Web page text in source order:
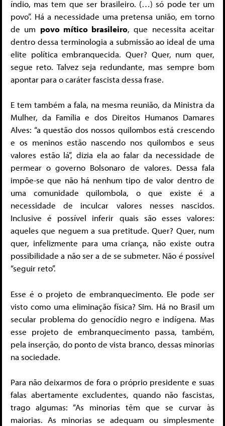
índio, mas tem que ser brasileiro. (…) só pode ter um
povo”. Há a necessidade uma pretensa união, em torno
de um povo mítico brasileiro, que necessita aceitar
dentro dessa terminologia a submissão ao ideal de uma
elite política embranquecida. Quer? Quer, num quer,
segue reto. Talvez seja redundante, mas sempre bom
apontar para o caráter fascista dessa frase.
E tem também a fala, na mesma reunião, da Ministra da
Mulher, da Família e dos Direitos Humanos Damares
Alves: “a questão dos nossos quilombos está crescendo
e os meninos estão nascendo nos quilombos e seus
valores estão lá”, dizia ela ao falar da necessidade de
permear o governo Bolsonaro de valores. Dessa fala
impõe-se que não há nenhum tipo de valor dentro de
uma comunidade quilombola, o que existe é a
necessidade de inculcar valores nesses nascidos.
Inclusive é possível inferir quais são esses valores:
aqueles que neguem a sua pretitude. Quer? Quer, num
quer, infelizmente para uma criança, não existe outra
possibilidade a não ser a de se submeter. Não é possível
“seguir reto”.
Esse é o projeto de embranquecimento. Ele pode ser
visto como uma eliminação física? Sim. Há no Brasil um
secular problema do genocídio negro e indígena. Mas
esse projeto de embranquecimento passa, também,
pela inserção, do ponto de vista branco, dessas minorias
na sociedade.
Para não deixarmos de fora o próprio presidente e suas
falas abertamente excludentes, quando não fascistas,
trago algumas: “As minorias têm que se curvar às
maiorias. As minorias se adequam ou simplesmente